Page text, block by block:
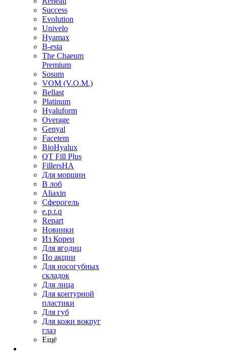
Success
Evolution
Univelo
Hyamax
B-esta
The Chaeum
Premium
Sosum
VOM (V.O.M.)
Bellast
Platinum
Hyaluform
Overage
Genyal
Facetem
BioHyalux
QT Fill Plus
FillersHA
Для морщин
В лоб
Aliaxin
Сферогель
e.p.t.q
Repart
Новинки
Из Кореи
Для ягодиц
По акции
Для носогубных
складок
Для лица
Для контурной
пластики
Для губ
Для кожи вокруг
глаз
Ещё